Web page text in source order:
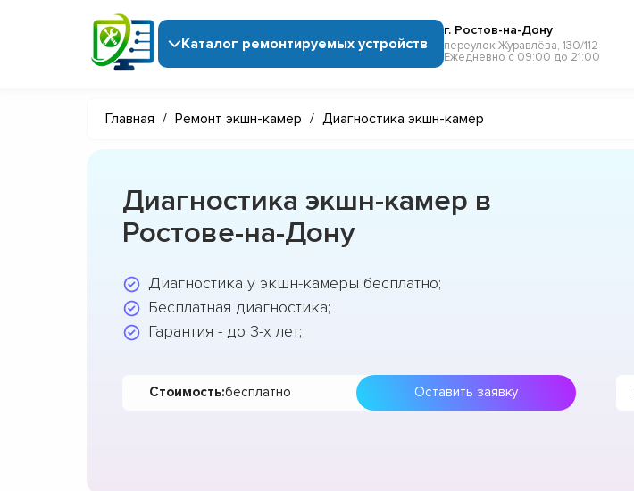
Каталог ремонтируемых устройств
г. Ростов-на-Дону
переулок Журавлёва, 130/112
Ежедневно с 09:00 до 21:00
Главная / Ремонт экшн-камер / Диагностика экшн-камер
Диагностика экшн-камер в
Ростове-на-Дону
Диагностика у экшн-камеры бесплатно;
Бесплатная диагностика;
Гарантия - до 3-х лет;
Стоимость:бесплатно Оставить заявку